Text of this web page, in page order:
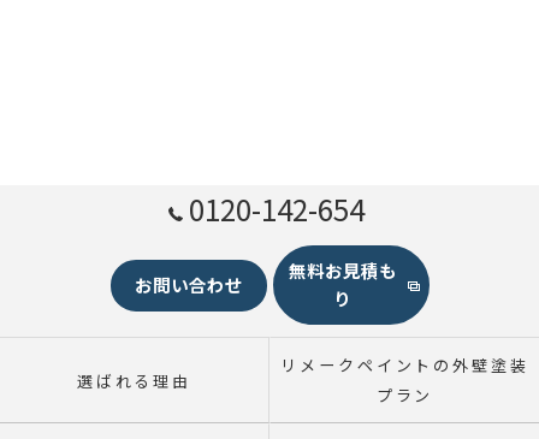
0120-142-654
お問い合わせ
無料お見積も
り
選ばれる理由
リメークペイントの外壁塗装
プラン